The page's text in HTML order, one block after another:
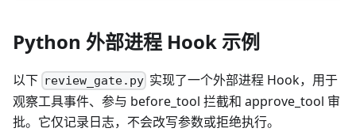
Python 外部进程 Hook 示例
以下 review_gate.py 实现了一个外部进程 Hook，用于
观察工具事件、参与 before_tool 拦截和 approve_tool 审
批。它仅记录日志，不会改写参数或拒绝执行。